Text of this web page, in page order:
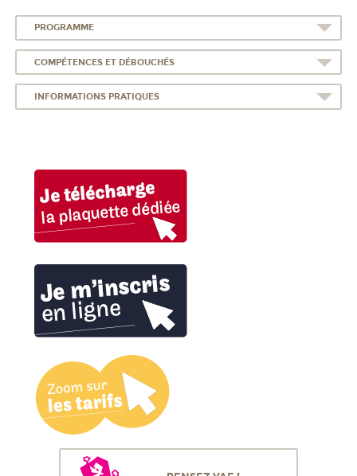
PROGRAMME
COMPÉTENCES ET DÉBOUCHÉS
INFORMATIONS PRATIQUES